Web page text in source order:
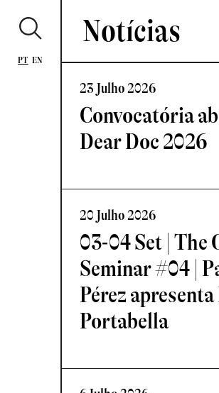
PT EN
Notícias
23 Julho 2026
Convocatória
Dear Doc 2026
20 Julho 2026
03-04 Set | The
Seminar #04 |
Pérez apresenta
Portabella